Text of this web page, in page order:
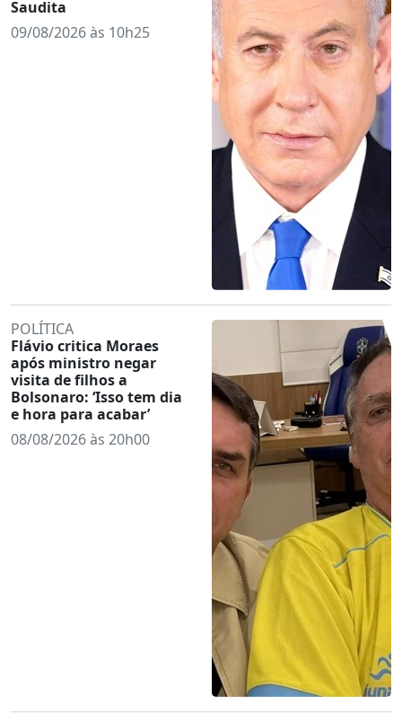
Saudita
09/08/2026 às 10h25
POLÍTICA
Flávio critica Moraes
após ministro negar
visita de filhos a
Bolsonaro: ‘Isso tem dia
e hora para acabar’
08/08/2026 às 20h00